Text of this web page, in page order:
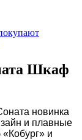
Шкаф
новинка
и плавные
и